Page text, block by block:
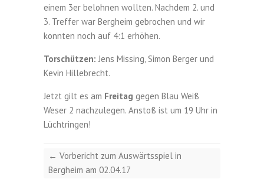
einem 3er belohnen wollten. Nachdem 2. und
3. Treffer war Bergheim gebrochen und wir
konnten noch auf 4:1 erhöhen.
Torschützen: Jens Missing, Simon Berger und
Kevin Hillebrecht.
Jetzt gilt es am Freitag gegen Blau Weiß
Weser 2 nachzulegen. Anstoß ist um 19 Uhr in
Lüchtringen!
← Vorbericht zum Auswärtsspiel in
Bergheim am 02.04.17